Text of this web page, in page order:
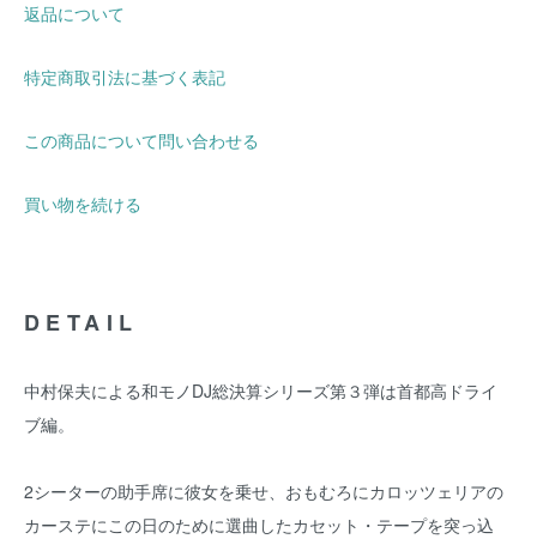
返品について
特定商取引法に基づく表記
この商品について問い合わせる
買い物を続ける
DETAIL
中村保夫による和モノDJ総決算シリーズ第３弾は首都高ドライ
ブ編。
2シーターの助手席に彼女を乗せ、おもむろにカロッツェリアの
カーステにこの日のために選曲したカセット・テープを突っ込